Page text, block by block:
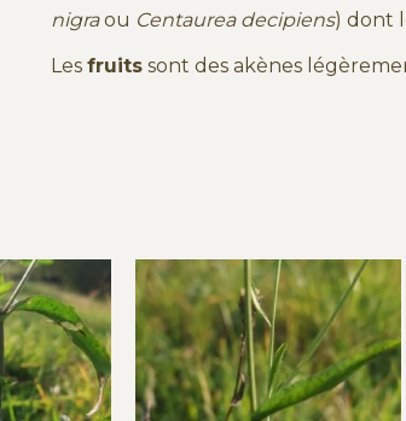
nigraou Centaurea decipiens) dont
Les fruits sont des akènes